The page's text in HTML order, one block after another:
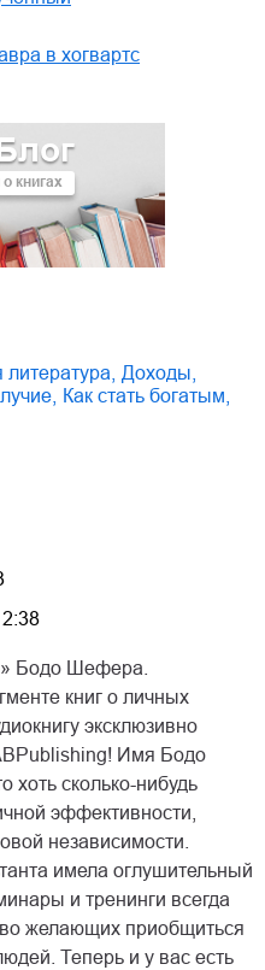
книгах
в хогвартс
литература
доходы
как стать богатым
Бодо Шефера.
книг о личных
эксклюзивно
Имя Бодо
хоть сколько-нибудь
эффективности,
независимости.
имела оглушительный
и тренинги всегда
желающих приобщиться
Теперь и у вас есть